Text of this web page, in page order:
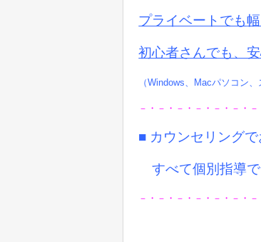
プライベートでも
初心者さんでも、
（Windows、Macパソコン
－・－・－・－・－・－・
■ カウンセリング
すべて個別指導で
－・－・－・－・－・－・